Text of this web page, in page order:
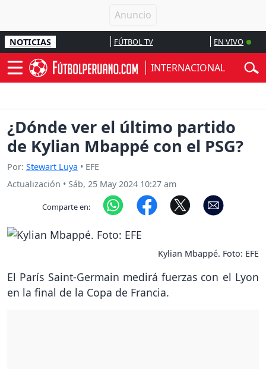
NOTICIAS FÚTBOL TV EN VIVO
INTERNACIONAL
¿Dónde ver el último partido
de Kylian Mbappé con el PSG?
Por: Stewart Luya • EFE
Actualización • Sáb, 25 May 2024 10:27 am
Comparte en:
Kylian Mbappé. Foto: EFE
El París Saint-Germain medirá fuerzas con el Lyon
en la final de la Copa de Francia.